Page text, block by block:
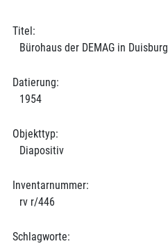
Titel:
Bürohaus der DEMAG in Duisburg
Datierung:
1954
Objekttyp:
Diapositiv
Inventarnummer:
rv r/446
Schlagworte: